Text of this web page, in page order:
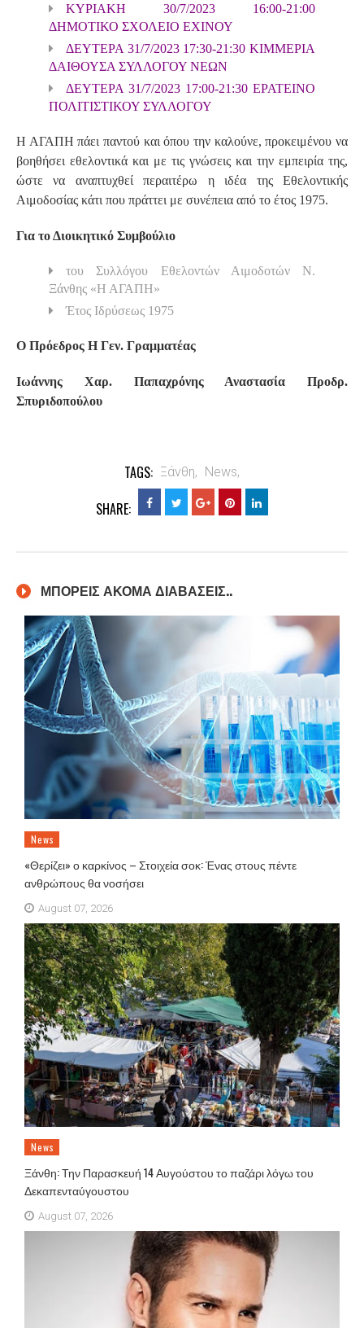
ΚΥΡΙΑΚΗ 30/7/2023 16:00-21:00
ΔΗΜΟΤΙΚΟ ΣΧΟΛΕΙΟ ΕΧΙΝΟΥ
ΔΕΥΤΕΡΑ 31/7/2023 17:30-21:30 ΚΙΜΜΕΡΙΑ
ΔΑΙΘΟΥΣΑ ΣΥΛΛΟΓΟΥ ΝΕΩΝ
ΔΕΥΤΕΡΑ 31/7/2023 17:00-21:30 ΕΡΑΤΕΙΝΟ
ΠΟΛΙΤΙΣΤΙΚΟΥ ΣΥΛΛΟΓΟΥ
Η ΑΓΑΠΗ πάει παντού και όπου την καλούνε, προκειμένου να
βοηθήσει εθελοντικά και με τις γνώσεις και την εμπειρία της,
ώστε να αναπτυχθεί περαιτέρω η ιδέα της Εθελοντικής
Αιμοδοσίας κάτι που πράττει με συνέπεια από το έτος 1975.
Για το Διοικητικό Συμβούλιο
του Συλλόγου Εθελοντών Αιμοδοτών Ν.
Ξάνθης «Η ΑΓΑΠΗ»
Έτος Ιδρύσεως 1975
Ο Πρόεδρος Η Γεν. Γραμματέας
Ιωάννης Χαρ. Παπαχρόνης Αναστασία Προδρ.
Σπυριδοπούλου
TAGS: Ξάνθη, News,
SHARE:
ΜΠΟΡΕΙΣ ΑΚΟΜΑ ΔΙΑΒΑΣΕΙΣ..
News
«Θερίζει» ο καρκίνος – Στοιχεία σοκ: Ένας στους πέντε
ανθρώπους θα νοσήσει
August 07, 2026
News
Ξάνθη: Την Παρασκευή 14 Αυγούστου το παζάρι λόγω του
Δεκαπενταύγουστου
August 07, 2026